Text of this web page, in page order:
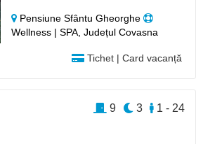
Pensiune Sfântu Gheorghe
Wellness | SPA, Județul Covasna
Tichet | Card vacanță
1 - 24
3
9